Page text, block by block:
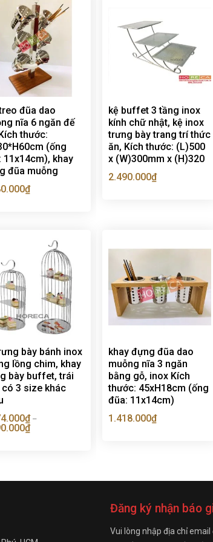
đũa dao
nĩa 6 ngăn đế
thước:
(ống
11x14cm), khay
đũa muỗng
₫
kệ buffet 3 tầng inox
kính chữ nhật, kệ inox
trưng bày trang trí thức
ăn, Kích thước: (L)500
x (W)300mm x (H)320
2.490.000₫
bày bánh inox
lồng chim, khay
bày buffet, trái
có 3 size khác
₫–
₫
khay đựng đũa dao
muỗng nĩa 3 ngăn
bằng gỗ, inox Kích
thước: 45xH18cm (ống
đũa: 11x14cm)
1.418.000₫
Đăng ký nhận báo
Vui lòng nhập địa chỉ email